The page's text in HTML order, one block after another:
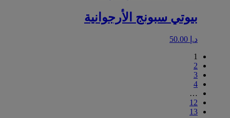
بيوتي سبونج الأرجوانية
د.إ
1
2
3
4
…
12
13